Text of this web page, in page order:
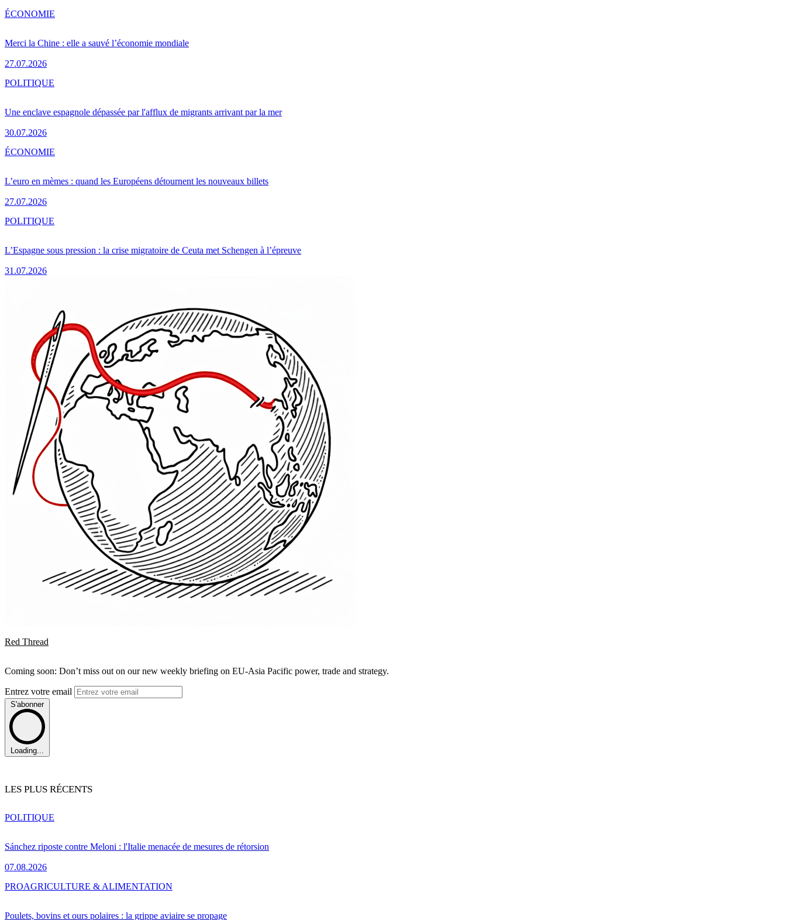
Merci la Chine : elle a sauvé l’économie mondiale
27.07.2026
ÉCONOMIE
Une enclave espagnole dépassée par l'afflux de migrants arrivant par la mer
30.07.2026
POLITIQUE
L’euro en mèmes : quand les Européens détournent les nouveaux billets
27.07.2026
ÉCONOMIE
L’Espagne sous pression : la crise migratoire de Ceuta met Schengen à l’épreuve
31.07.2026
POLITIQUE
Red Thread
Coming soon: Don’t miss out on our new weekly briefing on EU-Asia Pacific power, trade and strategy.
Entrez votre email
S'abonner
Loading...
LES PLUS RÉCENTS
Sánchez riposte contre Meloni : l'Italie menacée de mesures de rétorsion
07.08.2026
POLITIQUE
Poulets, bovins et ours polaires : la grippe aviaire se propage
PROAGRICULTURE & ALIMENTATION